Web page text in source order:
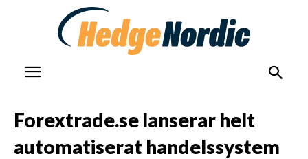
Forextrade.se lanserar helt
automatiserat handelssystem